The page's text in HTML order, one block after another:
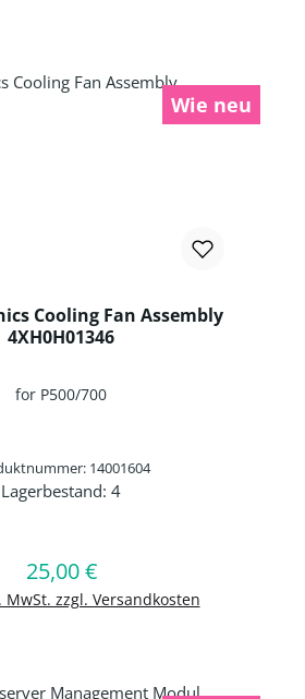
Wie neu
Cooling Fan Assembly
4XH0H01346
for P500/700
14001604
Lagerbestand: 4
Regulärer Preis:
25,00 €
MwSt. zzgl. Versandkosten
den Warenkorb